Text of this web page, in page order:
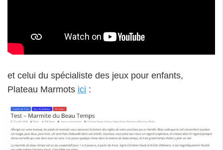
et celui du spécialiste des jeux pour enfants,
Plateau Marmots ici :